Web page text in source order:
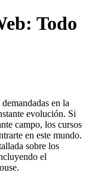
Todo
en la
evolución. Si
campo, los cursos
en este mundo.
sobre los
el